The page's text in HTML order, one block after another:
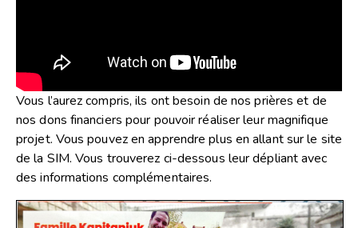
Vous l’aurez compris, ils ont besoin de nos prières et de
nos dons financiers pour pouvoir réaliser leur magnifique
projet. Vous pouvez en apprendre plus en allant sur le site
de la SIM. Vous trouverez ci-dessous leur dépliant avec
des informations complémentaires.